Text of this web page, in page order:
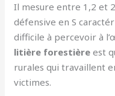
Il mesure entre 1,2 et
défensive en S
difficile à percevoir à
litière forestière est
rurales qui travaillent
victimes.